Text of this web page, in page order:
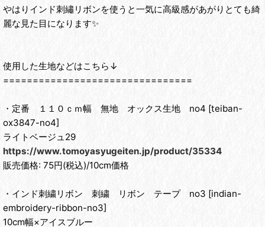
やはりインド刺繡リボンを使うと一気に高級感があがりとても綺
麗な見た目になります✨
使用した生地などはこちら↓
================================
・定番 １１０ｃｍ幅 無地 オックス生地 no4 [teiban-
ox3847-no4]
ライトベージュ29
https://www.tomoyasyugeiten.jp/product/35334
販売価格: 75円(税込)/10cm価格
・インド刺繍リボン 刺繍 リボン テープ no3 [indian-
embroidery-ribbon-no3]
10cm幅×アイスブルー